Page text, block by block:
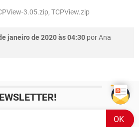
3.05.zip, TCPView.zip
janeiro de 2020 às 04:30 porAna